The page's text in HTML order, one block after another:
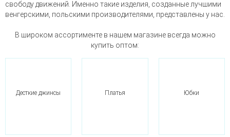
свободу движений. Именно такие изделия, созданные лучшими
венгерскими, польскими производителями, представлены у нас.
В широком ассортименте в нашем магазине всегда можно
купить оптом:
Десткие джинсы Платья Юбки